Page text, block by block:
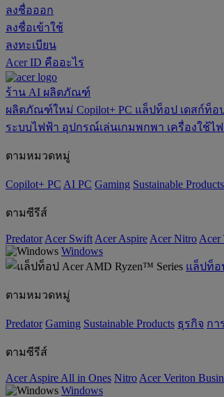
ลงชื่อออก
ลงชื่อเข้าใช้
ลงทะเบียน
Acer ID คืออะไร
ร้าน AI ผลิตภัณฑ์
ผลิตภัณฑ์ใหม่ Copilot+ PC แล็ปท็อป เดสก์ท็อป
ระบบไฟฟ้า อุปกรณ์เล่นเกมพกพา เครื่องใช้ไ
ตามหมวดหมู่
Copilot+ PC AI PC Gaming ‌Sustainable Products
ตามซีรีส์
Predator Acer Swift Acer Aspire Acer Nitro Acer
Windows
แล็ปท็อ
ตามหมวดหมู่
Predator Gaming ‌Sustainable Products ธุรกิจ กา
ตามซีรีส์
Acer Aspire All in Ones Nitro Acer Veriton
Windows